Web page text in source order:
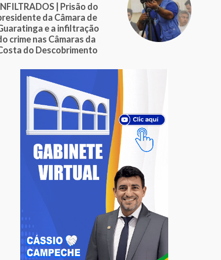
| Prisão do
da Câmara de
e a infiltração
crime nas Câmaras da
do Descobrimento